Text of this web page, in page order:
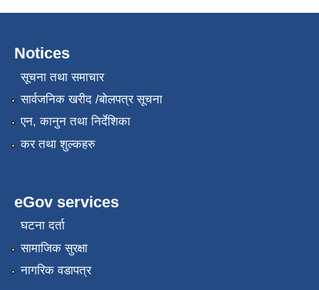
Notices
सूचना तथा समाचार
सार्वजनिक खरीद /बोलपत्र सूचना
एन, कानुन तथा निर्देशिका
कर तथा शुल्कहरु
eGov services
घटना दर्ता
सामाजिक सुरक्षा
नागरिक वडापत्र